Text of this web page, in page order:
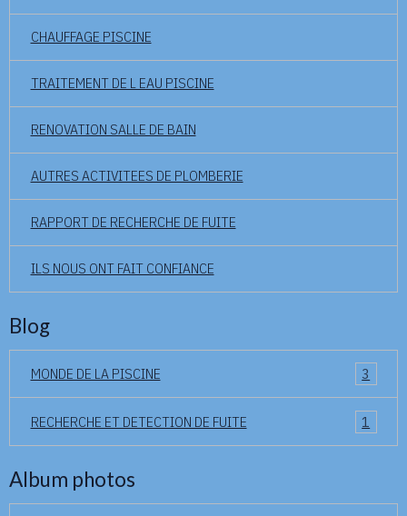
CHAUFFAGE PISCINE
TRAITEMENT DE L EAU PISCINE
RENOVATION SALLE DE BAIN
AUTRES ACTIVITEES DE PLOMBERIE
RAPPORT DE RECHERCHE DE FUITE
ILS NOUS ONT FAIT CONFIANCE
Blog
MONDE DE LA PISCINE 3
RECHERCHE ET DETECTION DE FUITE 1
Album photos